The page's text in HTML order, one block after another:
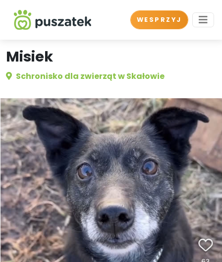
WESPRZYJ
Misiek
Schronisko dla zwierząt w Skałowie